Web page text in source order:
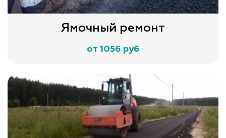
Ямочный ремонт
от 1056 руб